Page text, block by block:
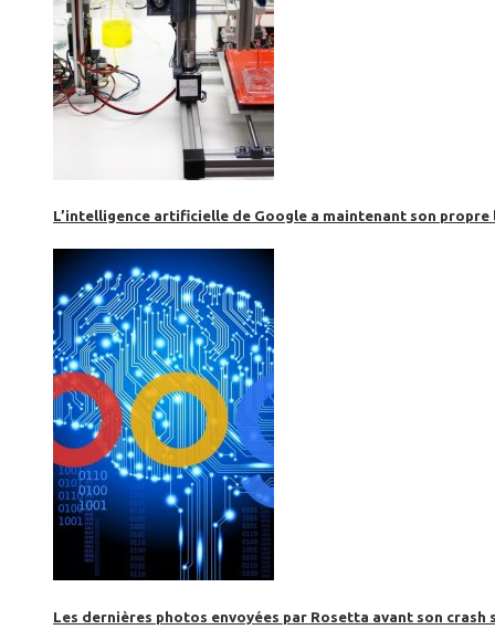
L’intelligence artificielle de Google a maintenant son propre
Les dernières photos envoyées par Rosetta avant son crash